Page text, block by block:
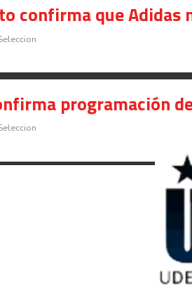
confirma que Adidas
programación